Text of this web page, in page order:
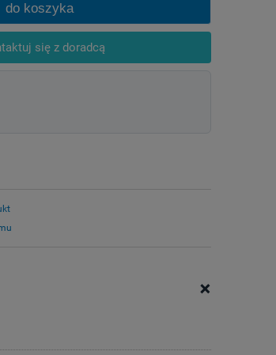
do koszyka
się z doradcą
+